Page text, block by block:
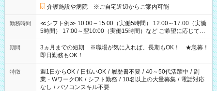
介護施設や病院 ※ご自宅近辺からご案内可能
勤務時間
≪シフト例≫ 10:00～15:00（実働5時間） 12:00～17:00（実働
5時間） 17:00～翌10:00（実働15時間）など ご希望に応じて、
働く時間は調整できます！ お気軽に担当へ相談ください！
期間
3ヵ月までの短期 ※職場が気に入れば、長期もOK！ ★急募！
即日勤務もOK！
特徴 週1日からOK / 日払いOK / 履歴書不要 / 40～50代活躍中 / 副
業・WワークOK / シフト勤務 / 10名以上の大量募集 / 電話対応
なし / パソコンスキル不要